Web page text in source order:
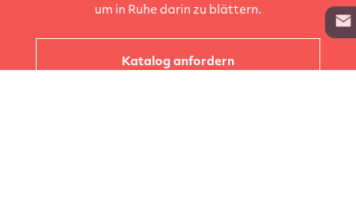
um in Ruhe darin zu blättern.
Katalog anfordern